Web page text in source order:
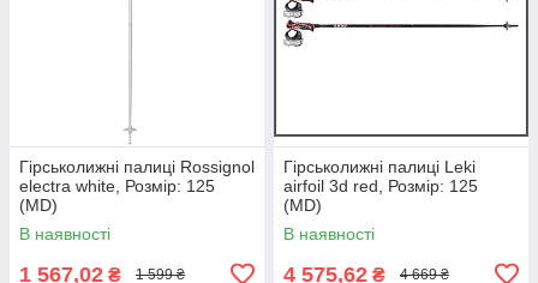
Гірськолижні палиці Rossignol
electra white, Розмір: 125
(MD)
В наявності
1 567,02 ₴ 1 599 ₴
Гірськолижні палиці Leki
airfoil 3d red, Розмір: 125
(MD)
В наявності
4 575,62 ₴ 4 669 ₴